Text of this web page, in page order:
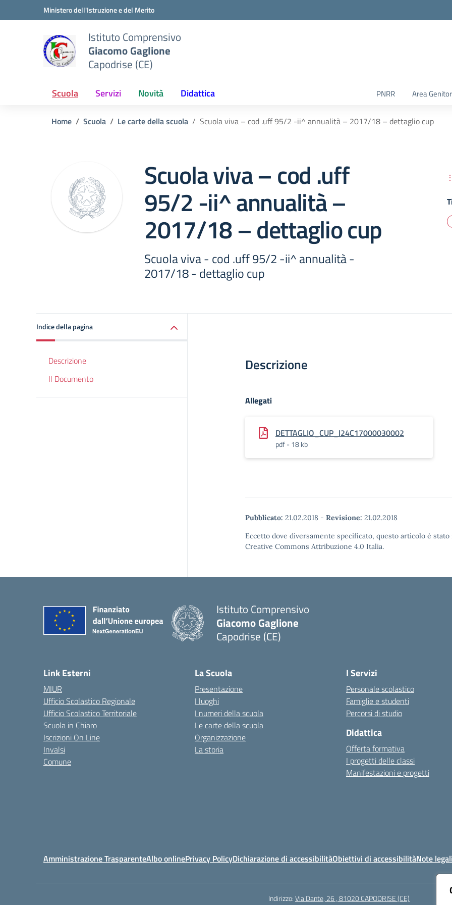
Vai ai contenuti
Vai al menu di navigazioneMinistero dell'Istruzione e del Merito
Istituto Comprensivo
Giacomo Gaglione
Capodrise (CE)
Scuola Servizi Novità Didattica PNRR Area
Home Scuola Le carte della scuola Scuola viva – cod .uff 95/2 -ii^ annualità – 2017/18 – dettaglio cup
Scuola viva – cod .uff
95/2 -ii^ annualità –
2017/18 – dettaglio cup
Scuola viva - cod .uff 95/2 -ii^ annualità -
2017/18 - dettaglio cup
Indice della pagina
Descrizione
Il Documento
Descrizione
Allegati
DETTAGLIO_CUP_I24C17000030002
pdf - 18 kb
Pubblicato: 21.02.2018 - Revisione: 21.02.2018
Eccetto dove diversamente specificato, questo articolo è
Creative Commons Attribuzione 4.0 Italia.
Istituto Comprensivo
Giacomo Gaglione
Capodrise (CE)
Link Esterni
MIUR
Ufficio Scolastico Regionale
Ufficio Scolastico Territoriale
Scuola in Chiaro
Iscrizioni On Line
Invalsi
Comune
La Scuola
Presentazione
I luoghi
I numeri della scuola
Le carte della scuola
Organizzazione
La storia
I Servizi
Personale scolastico
Famiglie e studenti
Percorsi di studio
Didattica
Offerta formativa
I progetti delle classi
Manifestazioni e progetti
Amministrazione TrasparenteAlbo onlinePrivacy PolicyDichiarazione di accessibilitàObiettivi di accessibilitàNote legali
Indirizzo:Via Dante, 26 , 81020 CAPODRISE (CE)